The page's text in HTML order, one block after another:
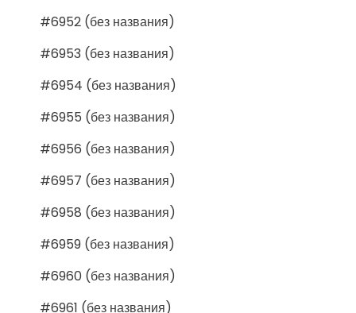
#6952 (без названия)
#6953 (без названия)
#6954 (без названия)
#6955 (без названия)
#6956 (без названия)
#6957 (без названия)
#6958 (без названия)
#6959 (без названия)
#6960 (без названия)
#6961 (без названия)